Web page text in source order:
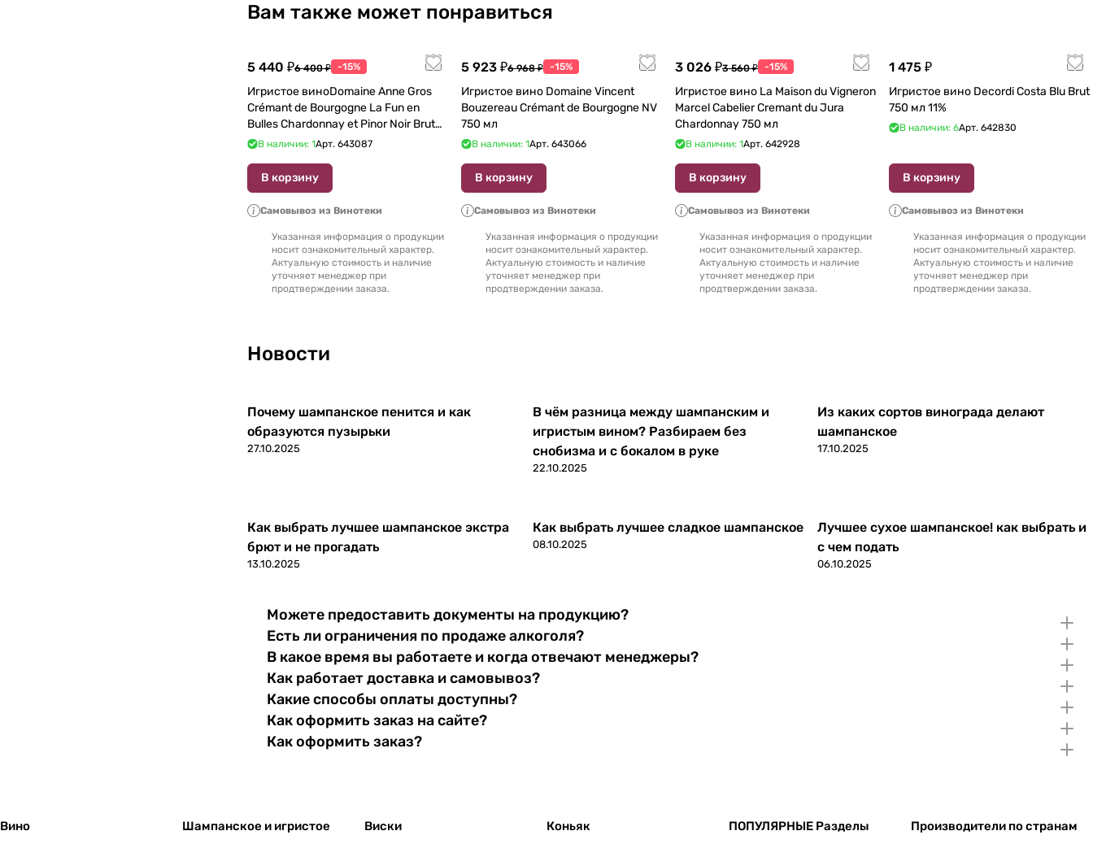
Вам также может понравиться
5 440 ₽6 400 ₽ -15%
Игристое виноDomaine Anne Gros
Crémant de Bourgogne La Fun en
Bulles Chardonnay et Pinor Noir Brut
750 мл
В наличии: 1Арт. 643087
В корзину
Самовывоз из Винотеки
Указанная информация о продукции
носит ознакомительный характер.
Актуальную стоимость и наличие
уточняет менеджер при
продтверждении заказа.
5 923 ₽6 968 ₽ -15%
Игристое вино Domaine Vincent
Bouzereau Crémant de Bourgogne NV
750 мл
В наличии: 1Арт. 643066
В корзину
Самовывоз из Винотеки
Указанная информация о продукции
носит ознакомительный характер.
Актуальную стоимость и наличие
уточняет менеджер при
продтверждении заказа.
3 026 ₽3 560 ₽ -15%
Игристое вино La Maison du Vigneron
Marcel Cabelier Cremant du Jura
Chardonnay 750 мл
В наличии: 1Арт. 642928
В корзину
Самовывоз из Винотеки
Указанная информация о продукции
носит ознакомительный характер.
Актуальную стоимость и наличие
уточняет менеджер при
продтверждении заказа.
1 475 ₽
Игристое вино Decordi Costa Blu Brut
750 мл 11%
В наличии: 6Арт. 642830
В корзину
Самовывоз из Винотеки
Указанная информация о продукции
носит ознакомительный характер.
Актуальную стоимость и наличие
уточняет менеджер при
продтверждении заказа.
Новости
Почему шампанское пенится и как
образуются пузырьки
27.10.2025
В чём разница между шампанским и
игристым вином? Разбираем без
снобизма и с бокалом в руке
22.10.2025
Из каких сортов винограда делают
шампанское
17.10.2025
Как выбрать лучшее шампанское экстра
брют и не прогадать
13.10.2025
Как выбрать лучшее сладкое шампанское
08.10.2025
Лучшее сухое шампанское! как выбрать и
с чем подать
06.10.2025
Можете предоставить документы на продукцию?
Есть ли ограничения по продаже алкоголя?
В какое время вы работаете и когда отвечают менеджеры?
Как работает доставка и самовывоз?
Какие способы оплаты доступны?
Как оформить заказ на сайте?
Как оформить заказ?
Вино Шампанское и игристое Виски Коньяк ПОПУЛЯРНЫЕ Разделы Производители по странам